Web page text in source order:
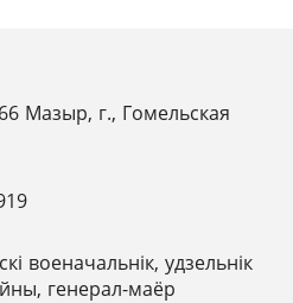
Мазыр, г., Гомельская
военачальнік, удзельнік
генерал-маёр